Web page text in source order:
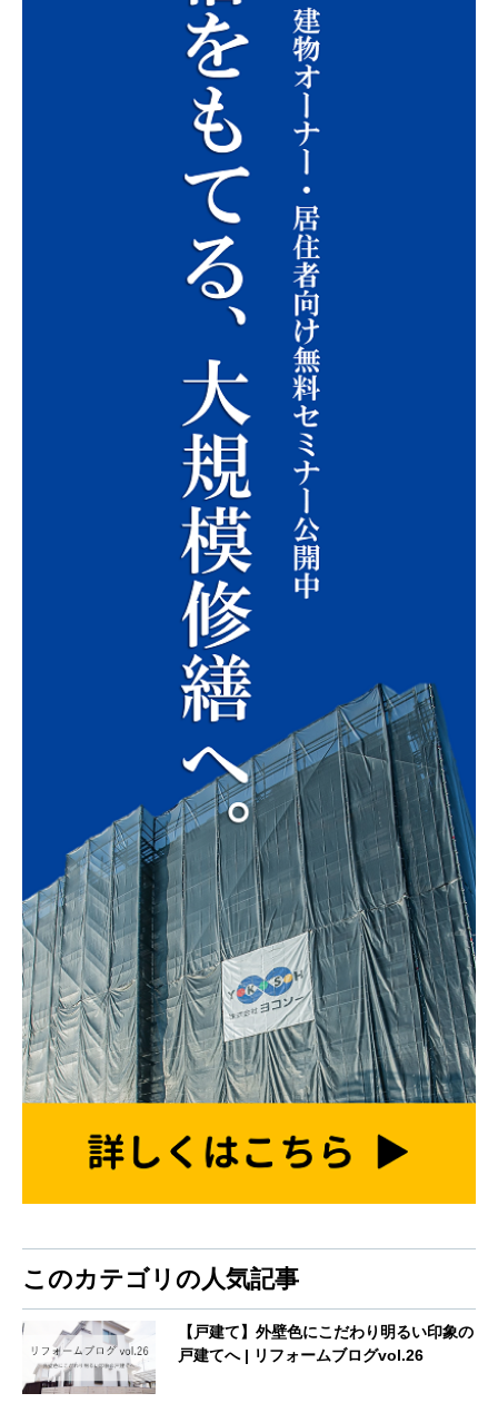
このカテゴリの人気記事
【戸建て】外壁色にこだわり明るい印象の
戸建てへ | リフォームブログvol.26